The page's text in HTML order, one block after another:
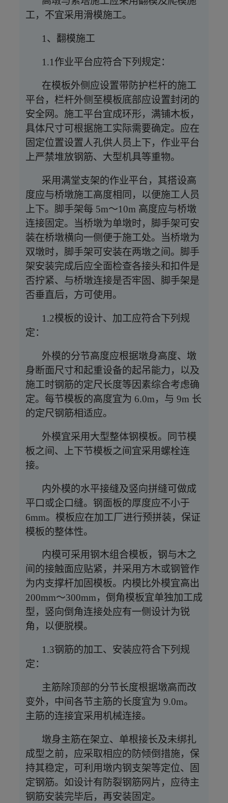
工，不宜采用滑模施工。
1、翻模施工
1.1作业平台应符合下列规定：
在模板外侧应设置带防护栏杆的施工
平台，栏杆外侧至模板底部应设置封闭的
安全网。施工平台宜成环形，满铺木板，
具体尺寸可根据施工实际需要确定。应在
固定位置设置人孔供人员上下，作业平台
上严禁堆放钢筋、大型机具等重物。
采用满堂支架的作业平台，其搭设高
度应与桥墩施工高度相同，以便施工人员
上下。脚手架每 5m～10m 高度应与桥墩
连接固定。当桥墩为单墩时，脚手架可安
装在桥墩横向一侧便于施工处。当桥墩为
双墩时，脚手架可安装在两墩之间。脚手
架安装完成后应全面检查各接头和扣件是
否拧紧、与桥墩连接是否牢固、脚手架是
否垂直后，方可使用。
1.2模板的设计、加工应符合下列规
定：
外模的分节高度应根据墩身高度、墩
身断面尺寸和起重设备的起吊能力，以及
施工时钢筋的定尺长度等因素综合考虑确
定。每节模板的高度宜为 6.0m，与 9m 长
的定尺钢筋相适应。
外模宜采用大型整体钢模板。同节模
板之间、上下节模板之间宜采用螺栓连
接。
内外模的水平接缝及竖向拼缝可做成
平口或企口缝。钢面板的厚度应不小于
6mm。模板应在加工厂进行预拼装，保证
模板的整体性。
内模可采用钢木组合模板，钢与木之
间的接触面应贴紧，并采用方木或钢管作
为内支撑杆加固模板。内模比外模宜高出
200mm～300mm，倒角模板宜单独加工成
型，竖向倒角连接处应有一侧设计为锐
角，以便脱模。
1.3钢筋的加工、安装应符合下列规
定：
主筋除顶部的分节长度根据墩高而改
变外，中间各节主筋的长度宜为 9.0m。
主筋的连接宜采用机械连接。
墩身主筋在架立、单根接长及未绑扎
成型之前，应采取相应的防倾倒措施，保
持其稳定，可利用墩内钢支架等定位、固
定钢筋。如设计有防裂钢筋网片，应待主
钢筋安装完毕后，再安装固定。